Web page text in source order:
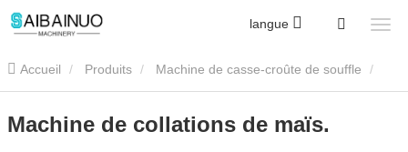
langue
Accueil Produits Machine de casse-croûte de souffle
Machine de collations de maïs.